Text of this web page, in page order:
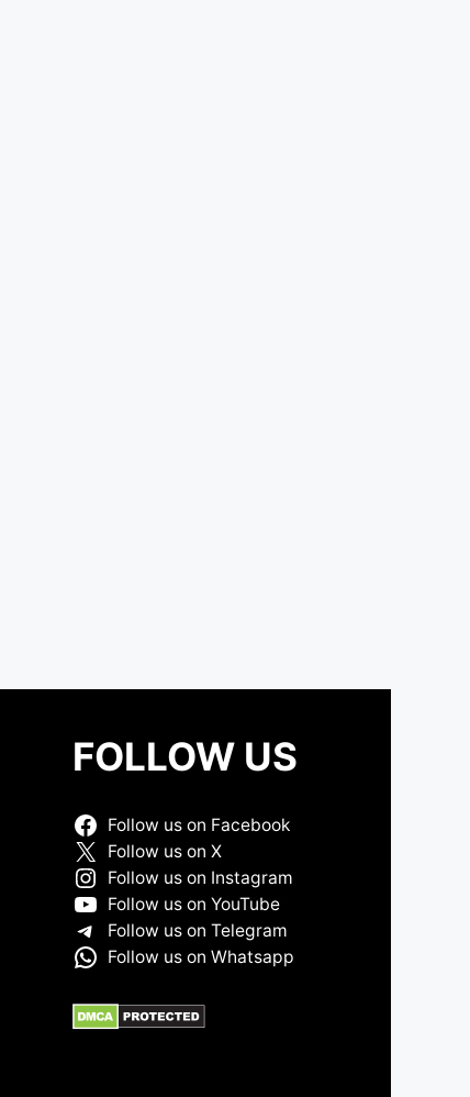
FOLLOW US
Follow us on Facebook
Follow us on X
Follow us on Instagram
Follow us on YouTube
Follow us on Telegram
Follow us on Whatsapp